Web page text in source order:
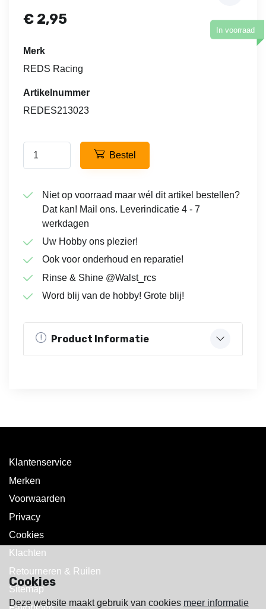
€ 2,95
In voorraad
Merk
REDS Racing
Artikelnummer
REDES213023
Bestel
Niet op voorraad maar wél dit artikel bestellen?
Dat kan! Mail ons. Leverindicatie 4 - 7
werkdagen
Uw Hobby ons plezier!
Ook voor onderhoud en reparatie!
Rinse & Shine @Walst_rcs
Word blij van de hobby! Grote blij!
Product Informatie
Klantenservice
Merken
Voorwaarden
Privacy
Cookies
Klachten
Retourneren & Ruilen
Sitemap
Cookies
Deze website maakt gebruik van cookies meer informatie